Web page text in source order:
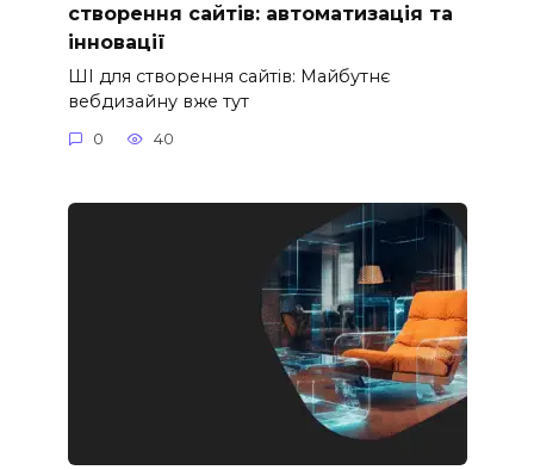
створення сайтів: автоматизація та
інновації
ШІ для створення сайтів: Майбутнє
вебдизайну вже тут
0 40